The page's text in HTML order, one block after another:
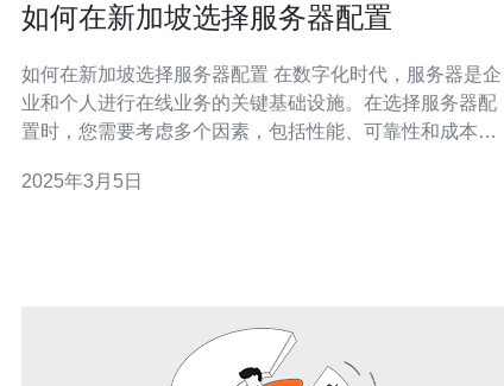
如何在新加坡选择服务器配置
如何在新加坡选择服务器配置 在数字化时代，服务器是企
业和个人进行在线业务的关键基础设施。在选择服务器配
置时，您需要考虑多个因素，包括性能、可靠性和成本。
首先，您需要明确自己的业务需求。不同的业务可能需要
2025年3月5日